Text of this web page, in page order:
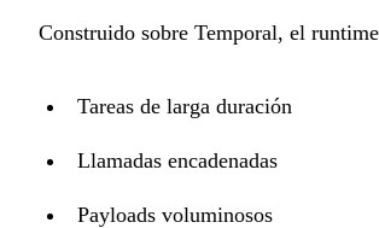
Construido sobre Temporal, el
Tareas de larga duración
Llamadas encadenadas
Payloads voluminosos